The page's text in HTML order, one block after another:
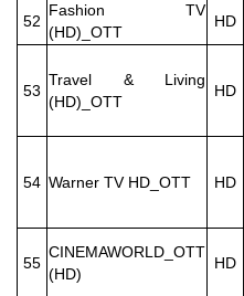
52
Fashion TV
(HD)_OTT
HD
53
Travel & Living
(HD)_OTT
HD
54 Warner TV HD_OTT HD
55
CINEMAWORLD_OTT
(HD)
HD